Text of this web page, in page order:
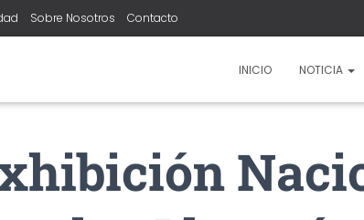
Sobre Nosotros Contacto
INICIO NOTICIA